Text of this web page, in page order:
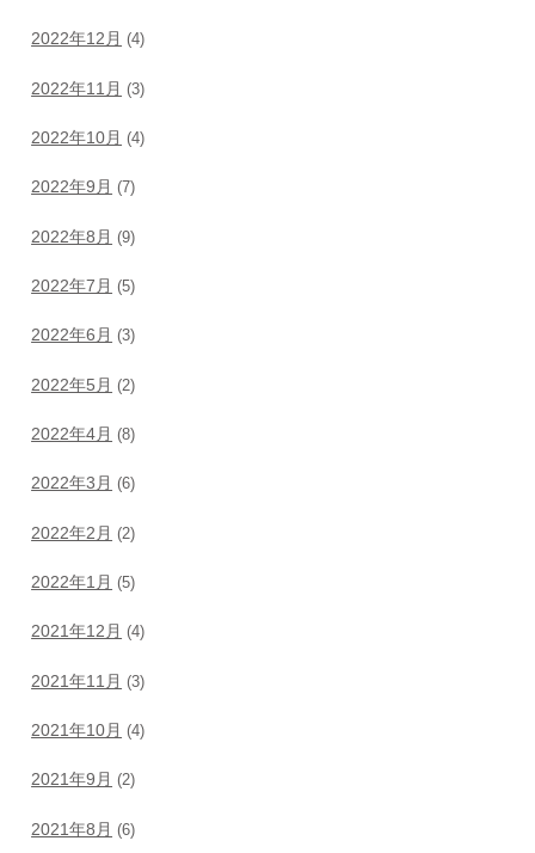
2022年12月 (4)
2022年11月 (3)
2022年10月 (4)
2022年9月 (7)
2022年8月 (9)
2022年7月 (5)
2022年6月 (3)
2022年5月 (2)
2022年4月 (8)
2022年3月 (6)
2022年2月 (2)
2022年1月 (5)
2021年12月 (4)
2021年11月 (3)
2021年10月 (4)
2021年9月 (2)
2021年8月 (6)